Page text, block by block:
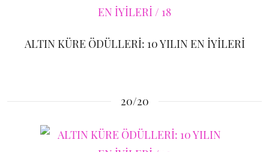
ALTIN KÜRE ÖDÜLLERİ: 10 YILIN EN İYİLERİ
20/20